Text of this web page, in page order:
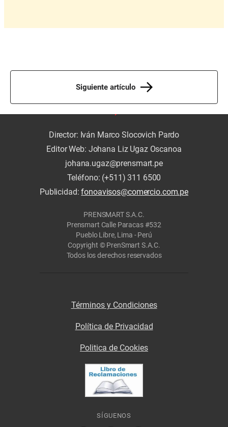
Siguiente artículo
Director: Iván Marco Slocovich Pardo
Editor Web: Johana Liz Ugaz Oscanoa
johana.ugaz@prensmart.pe
Teléfono: (+511) 311 6500
Publicidad:fonoavisos@comercio.com.pe
PRENSMART S.A.C.
Prensmart Calle Paracas #532
Pueblo Libre, Lima - Perú
Copyright © PrenSmart S.A.C.
Todos los derechos reservados
Términos y Condiciones
Política de Privacidad
Politica de Cookies
SÍGUENOS